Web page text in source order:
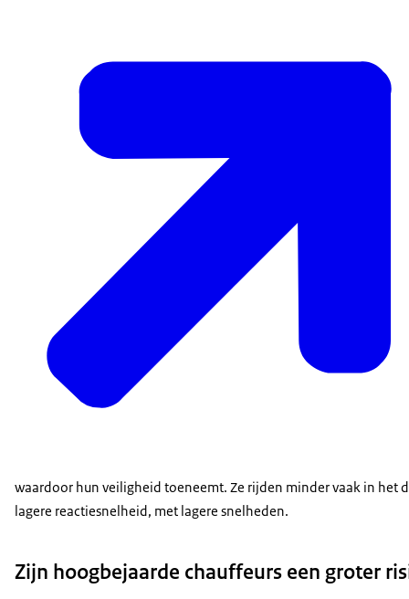
waardoor hun veiligheid toeneemt. Ze rijden minder vaak in het
lagere reactiesnelheid, met lagere snelheden.
Zijn hoogbejaarde chauffeurs een groter